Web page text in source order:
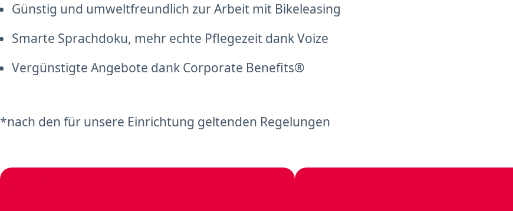
Günstig und umweltfreundlich zur Arbeit mit Bikeleasing
Smarte Sprachdoku, mehr echte Pflegezeit dank Voize
Vergünstigte Angebote dank Corporate Benefits®
*nach den für unsere Einrichtung geltenden Regelungen